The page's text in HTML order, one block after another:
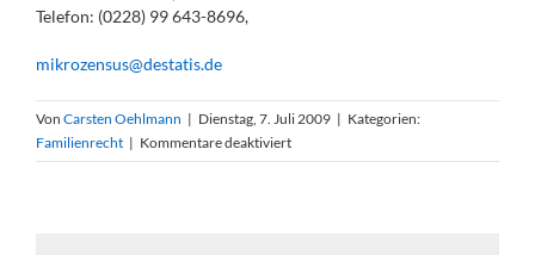
Telefon: (0228) 99 643-8696,
mikrozensus@destatis.de
Von Carsten Oehlmann | Dienstag, 7. Juli 2009 | Kategorien:
Familienrecht | Kommentare deaktiviertfür
Im